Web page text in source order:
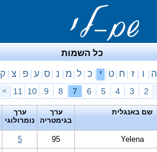
כל השמות
ה ו ז ח ט י כ ל מ נ ס ע פ צ ק
2
3
4
5
6
7
8
9
10
11
>
שם באנגלית
ערך
בגימטריה
ערך
נומרולוגי
Yelena
95
5